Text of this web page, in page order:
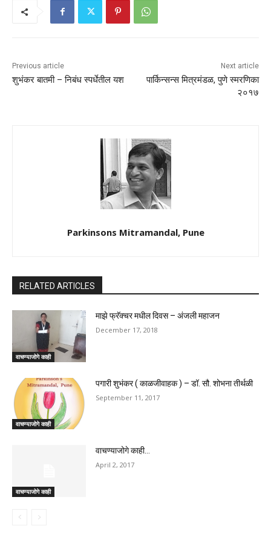
Previous article
शुभंकर बातमी – निबंध स्पर्धेतील यश
Next article
पार्किन्सन्स मित्रमंडळ, पुणे स्मरणिका
२०१७
Parkinsons Mitramandal, Pune
RELATED ARTICLES
वाचण्याजोगे काही
माझे फ्रॅक्चर मधील दिवस – अंजली महाजन
December 17, 2018
वाचण्याजोगे काही
पगारी शुभंकर ( काळजीवाहक ) – डॉ. सौ. शोभना तीर्थळी
September 11, 2017
वाचण्याजोगे काही
वाचण्याजोगे काही…
April 2, 2017